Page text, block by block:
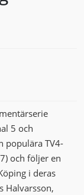
5 och
populära TV4-
och följer en
i deras
Halvarsson,